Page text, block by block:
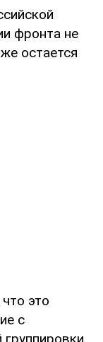
фронта не
остается
это
с